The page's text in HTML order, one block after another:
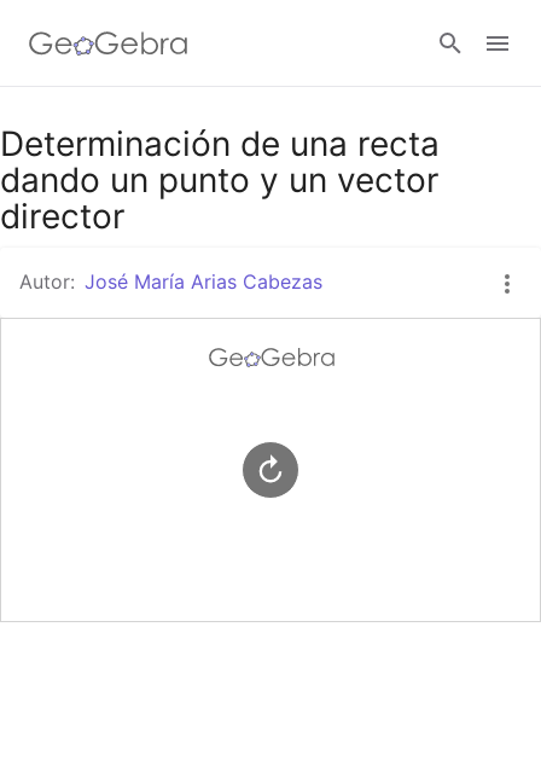
Google Classroom
GeoGebra Classroom
Determinación de una recta
dando un punto y un vector
director
Autor: José María Arias Cabezas